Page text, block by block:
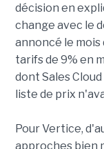
décision en
change avec le
annoncé le
tarifs de 9% en
dont Sales
liste de prix
Pour Vertice,
approches bien